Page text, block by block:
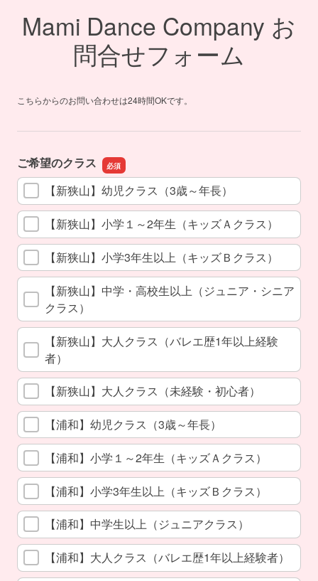
Mami Dance Company お
問合せフォーム
こちらからのお問い合わせは24時間OKです。
ご希望のクラス
【新狭山】幼児クラス（3歳～年長）
【新狭山】小学１～2年生（キッズＡクラス）
【新狭山】小学3年生以上（キッズＢクラス）
【新狭山】中学・高校生以上（ジュニア・シニア
クラス）
【新狭山】大人クラス（バレエ歴1年以上経験
者）
【新狭山】大人クラス（未経験・初心者）
【浦和】幼児クラス（3歳～年長）
【浦和】小学１～2年生（キッズＡクラス）
【浦和】小学3年生以上（キッズＢクラス）
【浦和】中学生以上（ジュニアクラス）
【浦和】大人クラス（バレエ歴1年以上経験者）